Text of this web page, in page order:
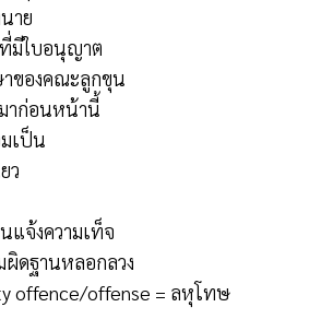
าย
มีใบอนุญาต
ของคณะลูกขุน
าก่อนหน้านี้
เป็น
ว
แจ้งความเท็จ
ผิดฐานหลอกลวง
offence/offense = ลหุโทษ